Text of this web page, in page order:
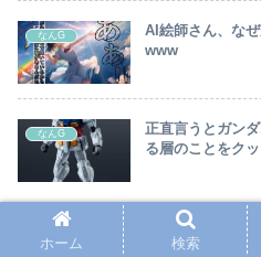
なんG
AI絵師さん、な
www
なんG
正直言うとガン
る層のことをク
ホーム 検索